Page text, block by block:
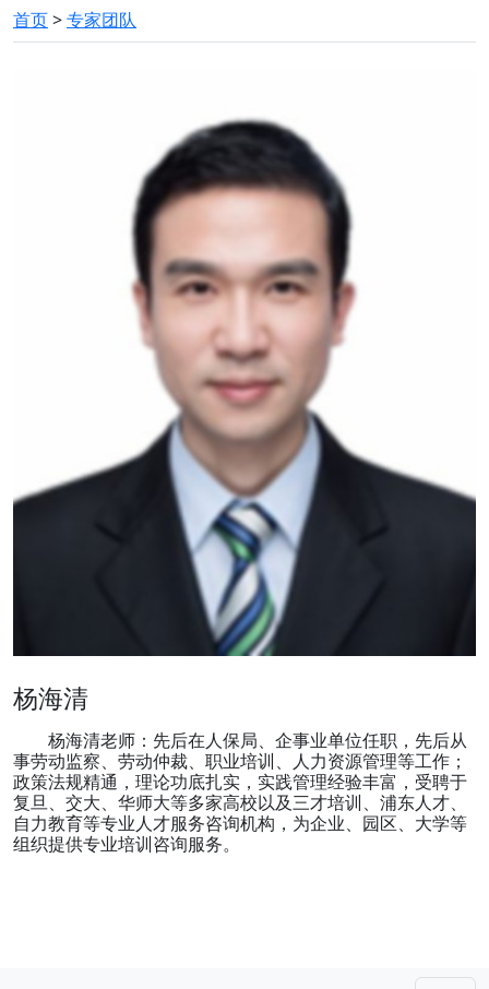
首页>专家团队
杨海清
杨海清老师：先后在人保局、企事业单位任职，先后从
事劳动监察、劳动仲裁、职业培训、人力资源管理等工作；
政策法规精通，理论功底扎实，实践管理经验丰富，受聘于
复旦、交大、华师大等多家高校以及三才培训、浦东人才、
自力教育等专业人才服务咨询机构，为企业、园区、大学等
组织提供专业培训咨询服务。